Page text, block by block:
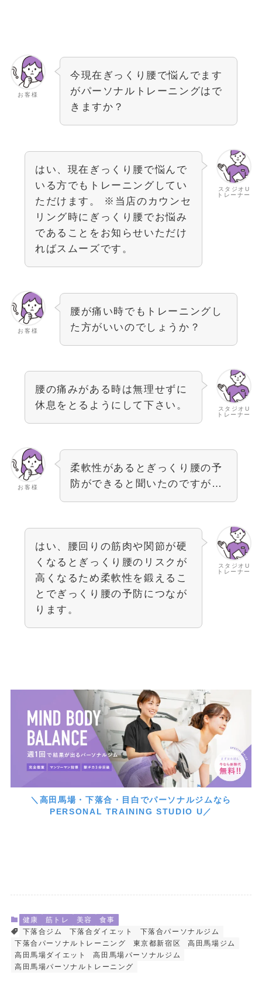
お客様
今現在ぎっくり腰で悩んでます
がパーソナルトレーニングはで
きますか？
スタジオU
トレーナー
はい、現在ぎっくり腰で悩んで
いる方でもトレーニングしてい
ただけます。 ※当店のカウンセ
リング時にぎっくり腰でお悩み
であることをお知らせいただけ
ればスムーズです。
お客様
腰が痛い時でもトレーニングし
た方がいいのでしょうか？
スタジオU
トレーナー
腰の痛みがある時は無理せずに
休息をとるようにして下さい。
お客様
柔軟性があるとぎっくり腰の予
防ができると聞いたのですが…
スタジオU
トレーナー
はい、腰回りの筋肉や関節が硬
くなるとぎっくり腰のリスクが
高くなるため柔軟性を鍛えるこ
とでぎっくり腰の予防につなが
ります。
＼高田馬場・下落合・目白でパーソナルジムなら
PERSONAL TRAINING STUDIO U／
健康 筋トレ 美容
食事
下落合ジム
下落合ダイエット
下落合パーソナルジム
下落合パーソナルトレーニング
東京都新宿区
高田馬場ジム
高田馬場ダイエット
高田馬場パーソナルジム
高田馬場パーソナルトレーニング